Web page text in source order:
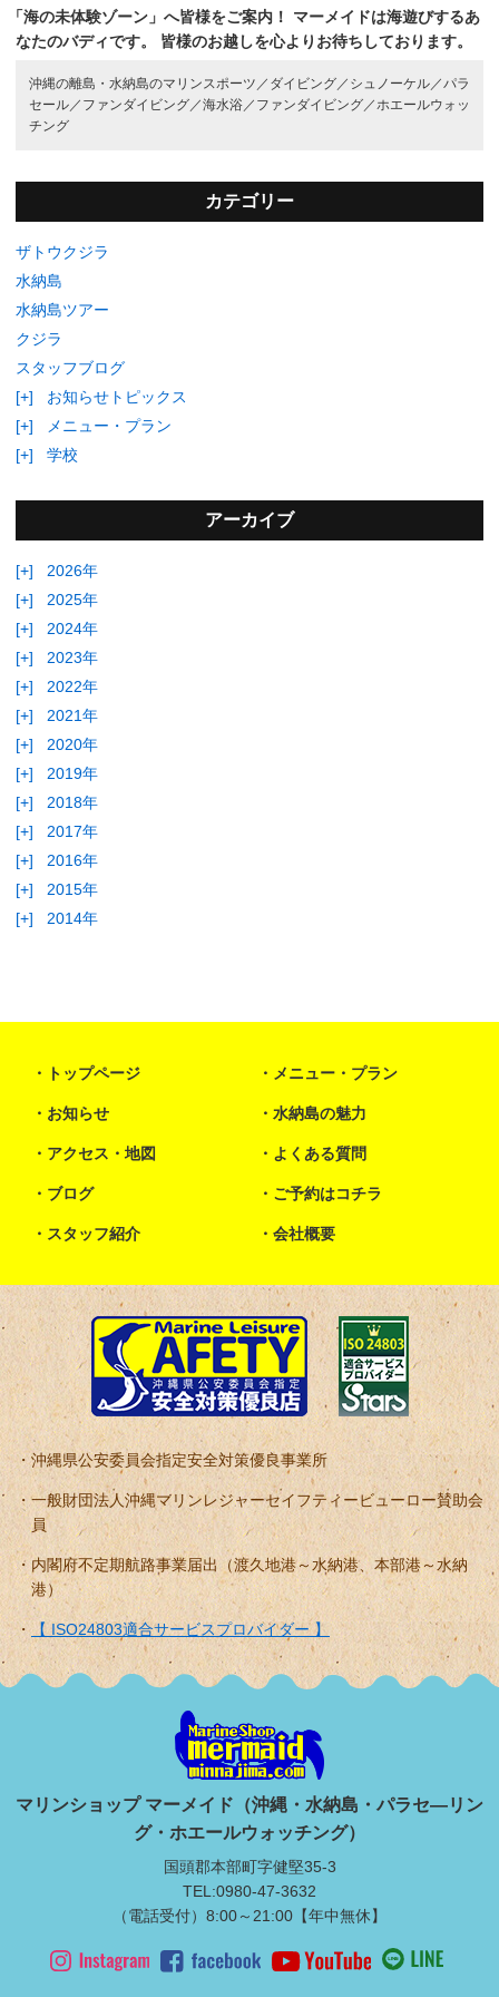
「海の未体験ゾーン」へ皆様をご案内！
マーメイドは海遊びするあ
なたのバディです。
皆様のお越しを心よりお待ちしております。
沖縄の離島・水納島のマリンスポーツ／ ダイビング／ シュノーケル／ パラ
セール／ ファンダイビング／海水浴／ ファンダイビング／ ホエールウォッ
チング
カテゴリー
ザトウクジラ
水納島
水納島ツアー
クジラ
スタッフブログ
[+]
お知らせトピックス
[+]
メニュー・プラン
[+]
学校
アーカイブ
[+]
2026年
[+]
2025年
[+]
2024年
[+]
2023年
[+]
2022年
[+]
2021年
[+]
2020年
[+]
2019年
[+]
2018年
[+]
2017年
[+]
2016年
[+]
2015年
[+]
2014年
トップページ メニュー・プラン
お知らせ 水納島の魅力
アクセス・地図 よくある質問
ブログ ご予約はコチラ
スタッフ紹介 会社概要
沖縄県公安委員会指定安全対策優良事業所
一般財団法人沖縄マリンレジャーセイフティービューロー賛助会
員
内閣府不定期航路事業届出（渡久地港～水納港、本部港～水納
港）
【 ISO24803適合サービスプロバイダー 】
マリンショップ マーメイド（沖縄・水納島・パラセ―リン
グ・ホエールウォッチング）
国頭郡本部町字健堅35-3
TEL:0980-47-3632
（電話受付）8:00～21:00【年中無休】